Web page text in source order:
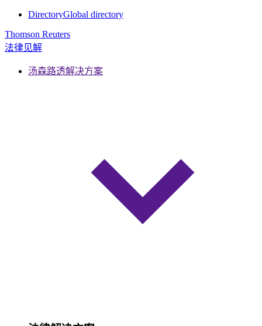
DirectoryGlobal directory
Thomson Reuters
法律见解
汤森路透解决方案